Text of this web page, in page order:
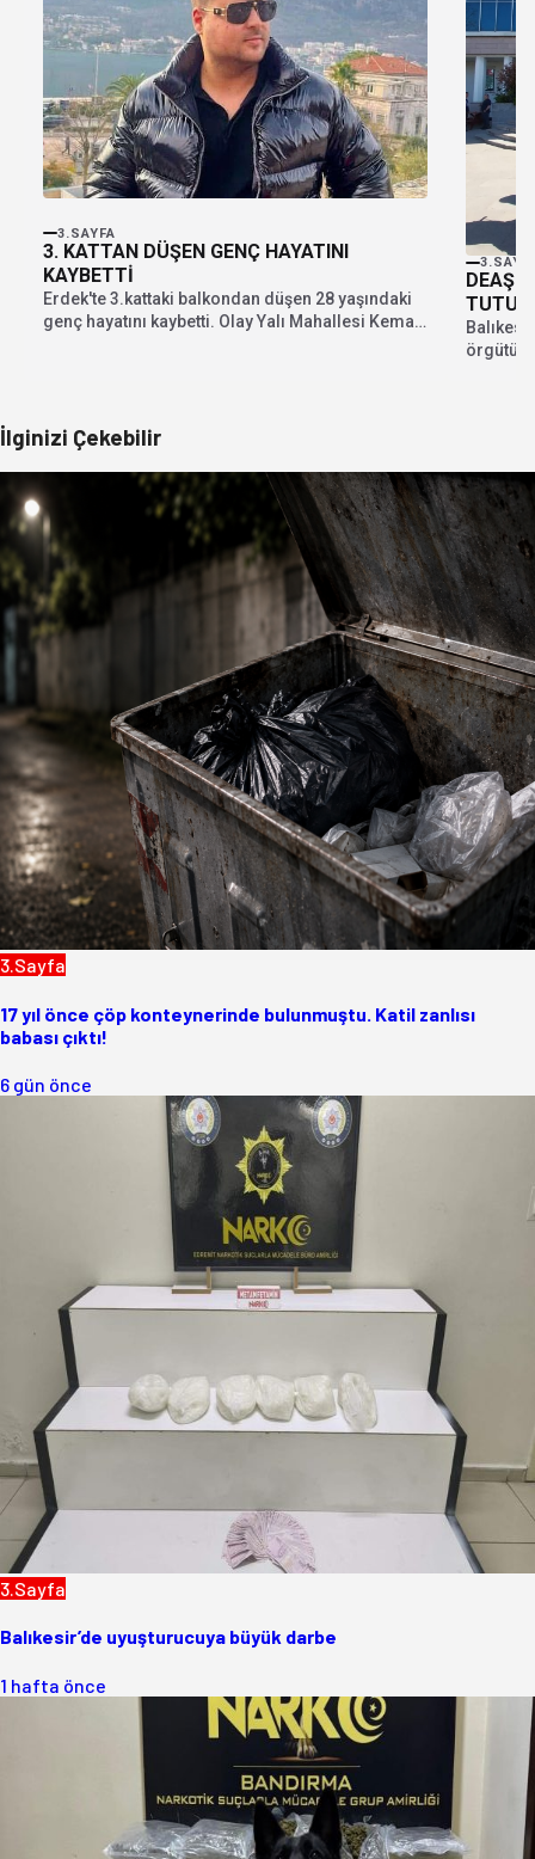
3.SAYFA
3. KATTAN DÜŞEN GENÇ HAYATINI
KAYBETTİ
Erdek'te 3.kattaki balkondan düşen 28 yaşındaki
genç hayatını kaybetti. Olay Yalı Mahallesi Kemal
DEAŞ
örgütü
İlginizi Çekebilir
3.Sayfa
17 yıl önce çöp konteynerinde bulunmuştu. Katil zanlısı
babası çıktı!
6 gün önce
3.Sayfa
Balıkesir’de uyuşturucuya büyük darbe
1 hafta önce